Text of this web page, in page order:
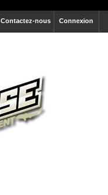
Connexion
Contactez-nous